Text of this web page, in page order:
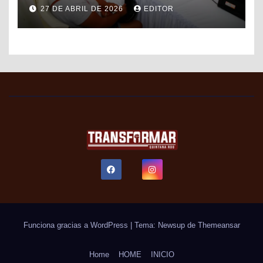
PROGRESO DEL SAT PARA
FACILITAR TRÁMITES FISCALES
27 DE ABRIL DE 2026 EDITOR
Funciona gracias a WordPress Tema: Newsup de Themeansar
Home HOME INICIO